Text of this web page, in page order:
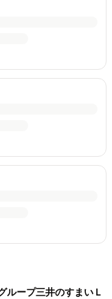
ループ三井のすまいＬ